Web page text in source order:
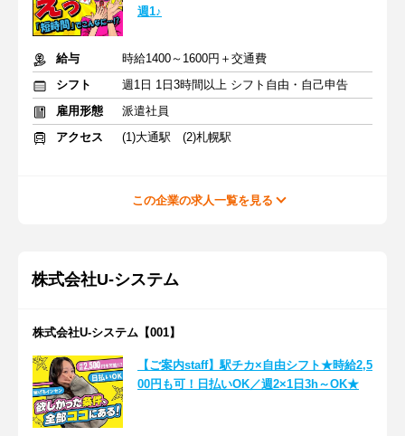
週1♪
給与
時給1400～1600円＋交通費
シフト
週1日 1日3時間以上 シフト自由・自己申告
雇用形態
派遣社員
アクセス
(1)大通駅 (2)札幌駅
この企業の求人一覧を見る
株式会社U-システム
株式会社U-システム【001】
【ご案内staff】駅チカ×自由シフト★時給2,5
00円も可！日払いOK／週2×1日3h～OK★